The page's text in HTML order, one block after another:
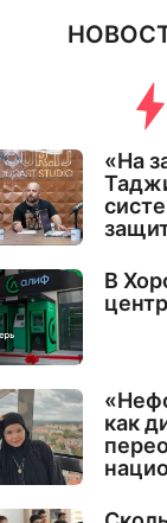
«На
В
как